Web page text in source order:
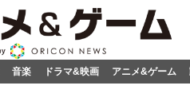
音楽 ドラマ&映画 アニメ&ゲーム